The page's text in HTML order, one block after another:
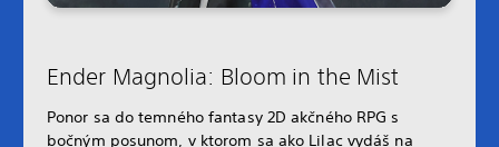
Ender Magnolia: Bloom in the Mist
Ponor sa do temného fantasy 2D akčného RPG s
bočným posunom, v ktorom sa ako Lilac vydáš na